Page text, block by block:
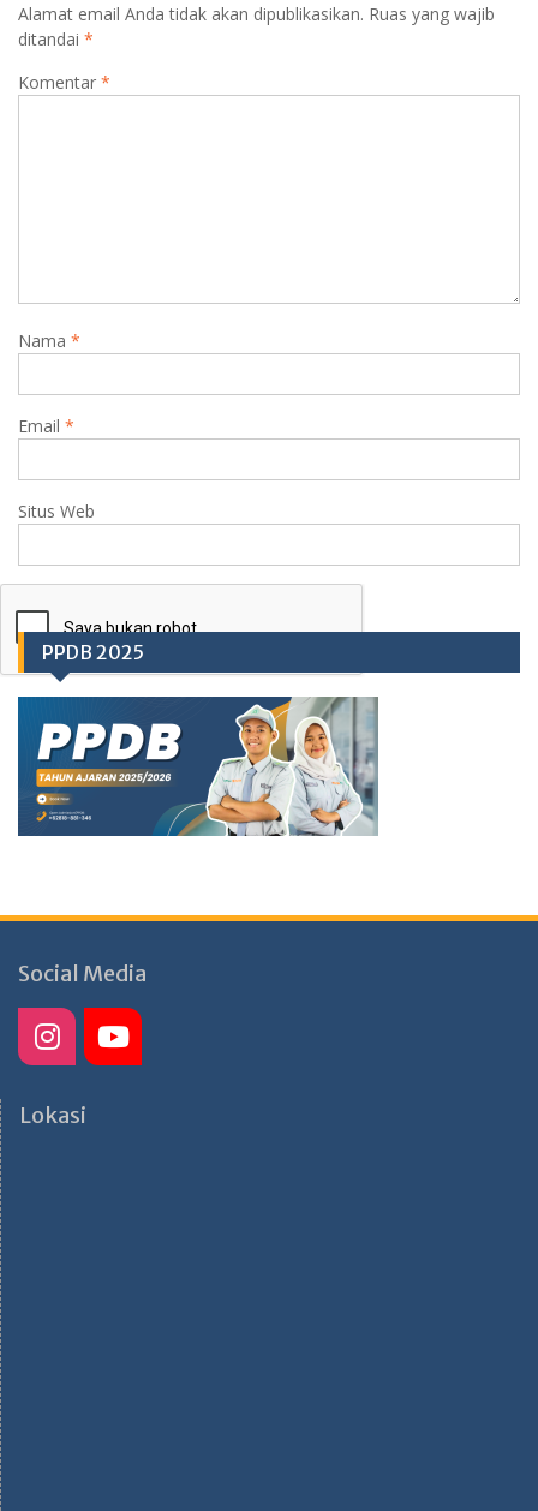
Alamat email Anda tidak akan dipublikasikan. Ruas yang wajib
ditandai *
Komentar *
Nama *
Email *
Situs Web
PPDB 2025
Social Media
Lokasi